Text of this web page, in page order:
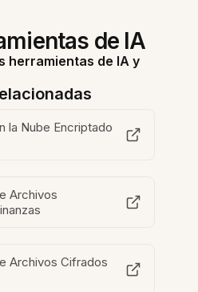
de IA
herramientas de IA y
la Nube Encriptado
Archivos
Archivos Cifrados